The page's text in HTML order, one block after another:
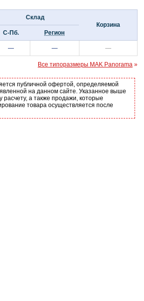
Склад
Корзина
С-Пб. Регион
— — —
Все типоразмеры MAK Panorama »
публичной офертой, определяемой
на данном сайте. Указанное выше
а также продажи, которые
товара осуществляется после